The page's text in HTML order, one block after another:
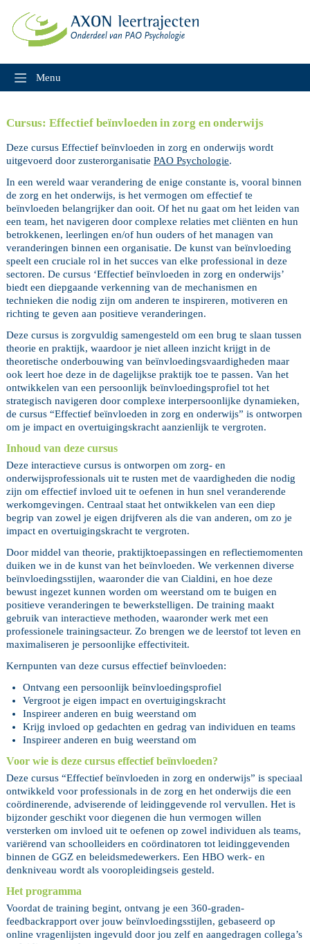
content
Menu
Cursus: Effectief beïnvloeden in zorg en onderwijs
Deze cursus Effectief beïnvloeden in zorg en onderwijs wordt
uitgevoerd door zusterorganisatie PAO Psychologie.
In een wereld waar verandering de enige constante is, vooral binnen
de zorg en het onderwijs, is het vermogen om effectief te
beïnvloeden belangrijker dan ooit. Of het nu gaat om het leiden van
een team, het navigeren door complexe relaties met cliënten en hun
betrokkenen, leerlingen en/of hun ouders of het managen van
veranderingen binnen een organisatie. De kunst van beïnvloeding
speelt een cruciale rol in het succes van elke professional in deze
sectoren. De cursus ‘Effectief beïnvloeden in zorg en onderwijs’
biedt een diepgaande verkenning van de mechanismen en
technieken die nodig zijn om anderen te inspireren, motiveren en
richting te geven aan positieve veranderingen.
Deze cursus is zorgvuldig samengesteld om een brug te slaan tussen
theorie en praktijk, waardoor je niet alleen inzicht krijgt in de
theoretische onderbouwing van beïnvloedingsvaardigheden maar
ook leert hoe deze in de dagelijkse praktijk toe te passen. Van het
ontwikkelen van een persoonlijk beïnvloedingsprofiel tot het
strategisch navigeren door complexe interpersoonlijke dynamieken,
de cursus “Effectief beïnvloeden in zorg en onderwijs” is ontworpen
om je impact en overtuigingskracht aanzienlijk te vergroten.
Inhoud van deze cursus
Deze interactieve cursus is ontworpen om zorg- en
onderwijsprofessionals uit te rusten met de vaardigheden die nodig
zijn om effectief invloed uit te oefenen in hun snel veranderende
werkomgevingen. Centraal staat het ontwikkelen van een diep
begrip van zowel je eigen drijfveren als die van anderen, om zo je
impact en overtuigingskracht te vergroten.
Door middel van theorie, praktijktoepassingen en reflectiemomenten
duiken we in de kunst van het beïnvloeden. We verkennen diverse
beïnvloedingsstijlen, waaronder die van Cialdini, en hoe deze
bewust ingezet kunnen worden om weerstand om te buigen en
positieve veranderingen te bewerkstelligen. De training maakt
gebruik van interactieve methoden, waaronder werk met een
professionele trainingsacteur. Zo brengen we de leerstof tot leven en
maximaliseren je persoonlijke effectiviteit.
Kernpunten van deze cursus effectief beïnvloeden:
Ontvang een persoonlijk beïnvloedingsprofiel
Vergroot je eigen impact en overtuigingskracht
Inspireer anderen en buig weerstand om
Krijg invloed op gedachten en gedrag van individuen en teams
Inspireer anderen en buig weerstand om
Voor wie is deze cursus effectief beïnvloeden?
Deze cursus “Effectief beïnvloeden in zorg en onderwijs” is speciaal
ontwikkeld voor professionals in de zorg en het onderwijs die een
coördinerende, adviserende of leidinggevende rol vervullen. Het is
bijzonder geschikt voor diegenen die hun vermogen willen
versterken om invloed uit te oefenen op zowel individuen als teams,
variërend van schoolleiders en coördinatoren tot leidinggevenden
binnen de GGZ en beleidsmedewerkers. Een HBO werk- en
denkniveau wordt als vooropleidingseis gesteld.
Het programma
Voordat de training begint, ontvang je een 360-graden-
feedbackrapport over jouw beïnvloedingsstijlen, gebaseerd op
online vragenlijsten ingevuld door jou zelf en aangedragen collega’s